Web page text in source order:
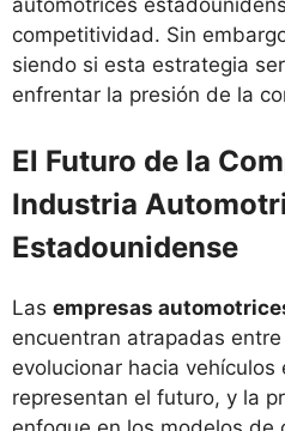
competitividad. Sin
siendo si esta estrategia
enfrentar la presión de la
El Futuro de la
Industria
Estadounidense
Las empresas
encuentran atrapadas
evolucionar hacia vehículos
representan el futuro, y la